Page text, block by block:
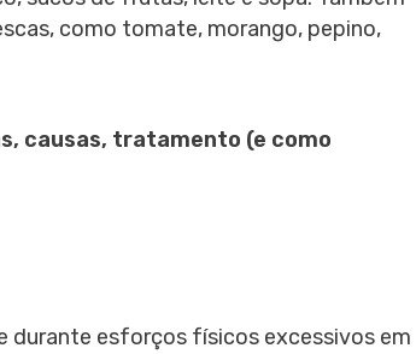
como tomate, morango, pepino,
causas, tratamento (e como
durante esforços físicos excessivos em